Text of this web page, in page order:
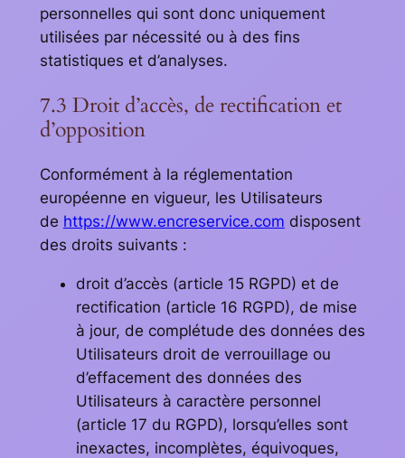
personnelles qui sont donc uniquement
utilisées par nécessité ou à des fins
statistiques et d’analyses.
7.3 Droit d’accès, de rectification et
d’opposition
Conformément à la réglementation
européenne en vigueur, les Utilisateurs
de https://www.encreservice.com disposent
des droits suivants :
droit d’accès (article 15 RGPD) et de
rectification (article 16 RGPD), de mise
à jour, de complétude des données des
Utilisateurs droit de verrouillage ou
d’effacement des données des
Utilisateurs à caractère personnel
(article 17 du RGPD), lorsqu’elles sont
inexactes, incomplètes, équivoques,